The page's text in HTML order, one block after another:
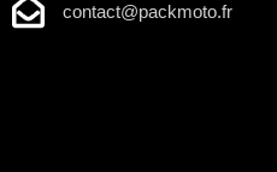
contact@packmoto.fr